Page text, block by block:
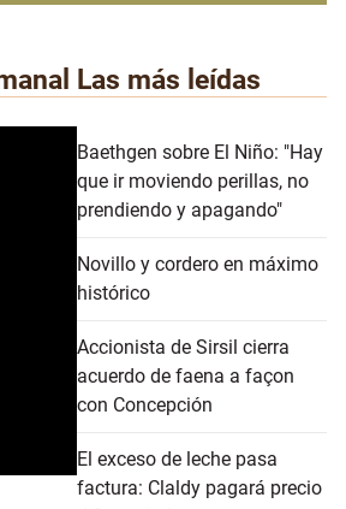
Las más leídas
Baethgen sobre El Niño: "Hay
que ir moviendo perillas, no
prendiendo y apagando"
Novillo y cordero en máximo
histórico
Accionista de Sirsil cierra
acuerdo de faena a façon
con Concepción
El exceso de leche pasa
factura: Claldy pagará precio